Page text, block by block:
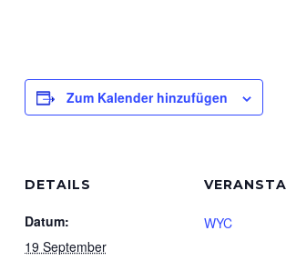
Zum Kalender hinzufügen
DETAILS
Datum:
19 September
WYC